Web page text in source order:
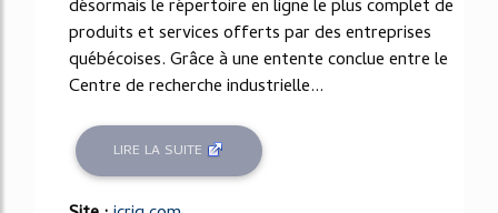
désormais le répertoire en ligne le plus complet de
produits et services offerts par des entreprises
québécoises. Grâce à une entente conclue entre le
Centre de recherche industrielle...
LIRE LA SUITE